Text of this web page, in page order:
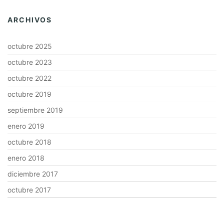
ARCHIVOS
octubre 2025
octubre 2023
octubre 2022
octubre 2019
septiembre 2019
enero 2019
octubre 2018
enero 2018
diciembre 2017
octubre 2017